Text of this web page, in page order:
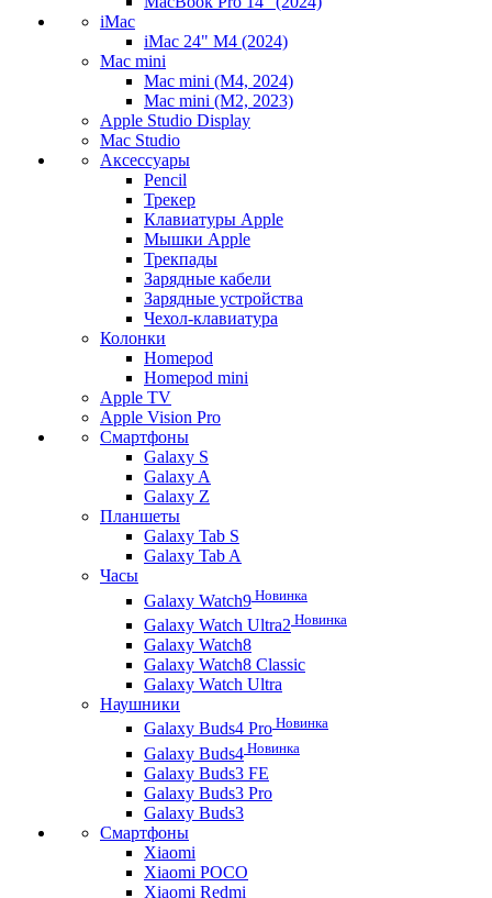
iMac
iMac 24" M4 (2024)
Mac mini
Mac mini (M4, 2024)
Mac mini (M2, 2023)
Apple Studio Display
Mac Studio
Аксессуары
Pencil
Трекер
Клавиатуры Apple
Мышки Apple
Трекпады
Зарядные кабели
Зарядные устройства
Чехол-клавиатура
Колонки
Homepod
Homepod mini
Apple TV
Apple Vision Pro
Смартфоны
Galaxy S
Galaxy A
Galaxy Z
Планшеты
Galaxy Tab S
Galaxy Tab A
Часы
Galaxy Watch9 Новинка
Galaxy Watch Ultra2 Новинка
Galaxy Watch8
Galaxy Watch8 Classic
Galaxy Watch Ultra
Наушники
Galaxy Buds4 Pro Новинка
Galaxy Buds4 Новинка
Galaxy Buds3 FE
Galaxy Buds3 Pro
Galaxy Buds3
Смартфоны
Xiaomi
Xiaomi POCO
Xiaomi Redmi